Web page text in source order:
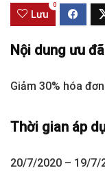
Lưu
0
Nội dung ưu
Giảm 30% hóa
Thời gian áp
20/7/2020 – 19/7/